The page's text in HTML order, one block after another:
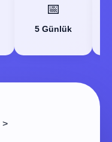
📅
5 Günlük
>